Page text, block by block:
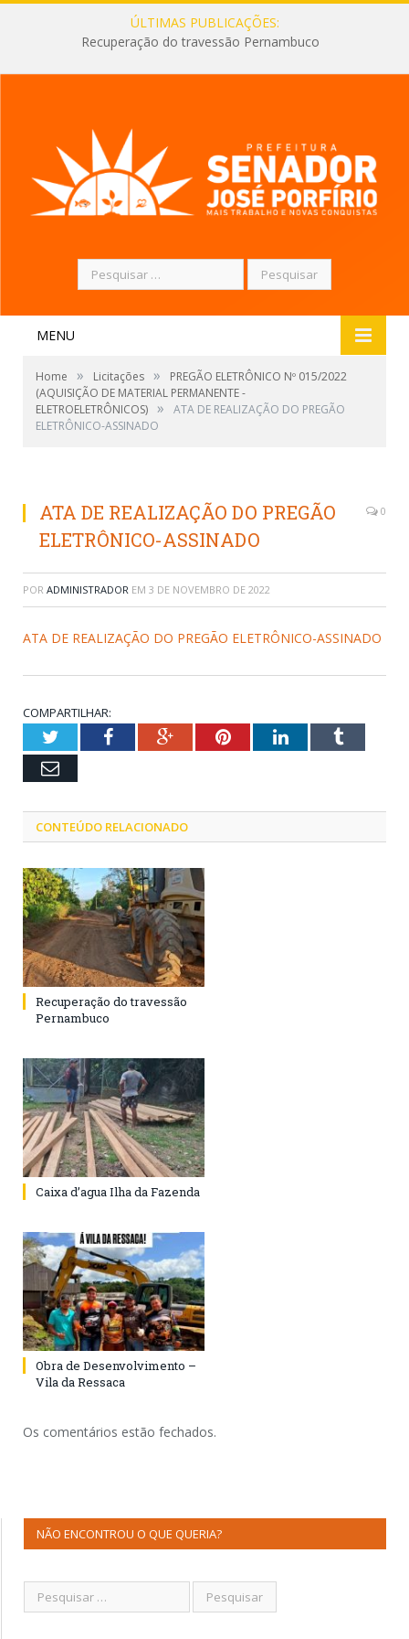
ÚLTIMAS PUBLICAÇÕES:
Recuperação do travessão Pernambuco
Pesquisar
por:
MENU
Home » Licitações »
PREGÃO ELETRÔNICO Nº 015/2022
(AQUISIÇÃO DE MATERIAL PERMANENTE -
ELETROELETRÔNICOS) »
ATA DE REALIZAÇÃO DO PREGÃO
ELETRÔNICO-ASSINADO
ATA DE REALIZAÇÃO DO PREGÃO
ELETRÔNICO-ASSINADO
0
POR ADMINISTRADOR EM 3 DE NOVEMBRO DE 2022
ATA DE REALIZAÇÃO DO PREGÃO ELETRÔNICO-ASSINADO
COMPARTILHAR:
TwitterFacebookGoogle+PinterestLinkedInTumblr
Email
CONTEÚDO RELACIONADO
Recuperação do travessão
Pernambuco
Caixa d’agua Ilha da Fazenda
Obra de Desenvolvimento –
Vila da Ressaca
Os comentários estão fechados.
NÃO ENCONTROU O QUE QUERIA?